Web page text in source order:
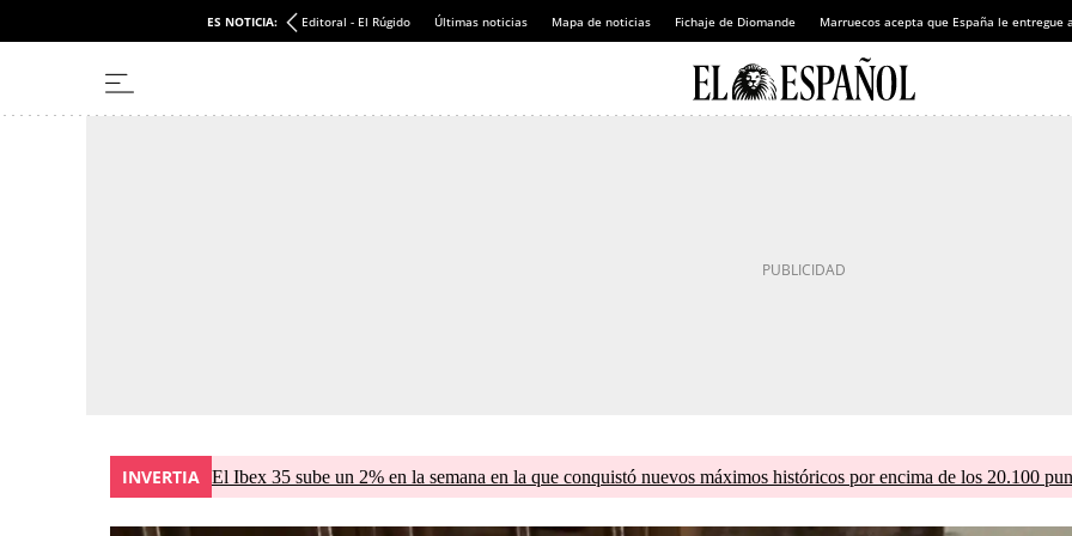
ES NOTICIA: Editoral - El Rúgido Últimas noticias Mapa de noticias Fichaje de Diomande Marruecos acepta que España le entregue
INVERTIA El Ibex 35 sube un 2% en la semana en la que conquistó nuevos máximos históricos por encima de los 20.100